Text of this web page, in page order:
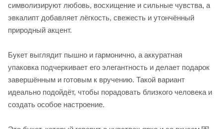
символизируют любовь, восхищение и сильные чувства, а
эвкалипт добавляет лёгкость, свежесть и утончённый
природный акцент.
Букет выглядит пышно и гармонично, а аккуратная
упаковка подчеркивает его элегантность и делает подарок
завершённым и готовым к вручению. Такой вариант
идеально подойдёт, чтобы порадовать близкого человека и
создать особое настроение.